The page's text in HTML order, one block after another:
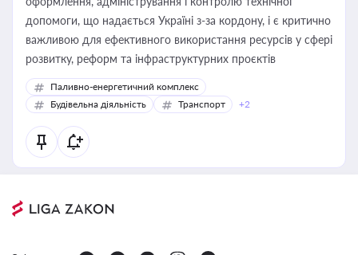
допомоги, що надається Україні з-за кордону, і є критично
важливою для ефективного використання ресурсів у сфері
розвитку, реформ та інфраструктурних проєктів
Паливно-енергетичний комплекс
Будівельна діяльність
Транспорт +2